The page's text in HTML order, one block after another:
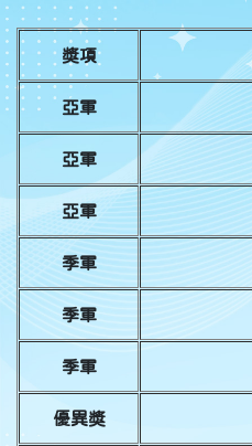
獎項
亞軍
亞軍
亞軍
季軍
季軍
季軍
優異獎